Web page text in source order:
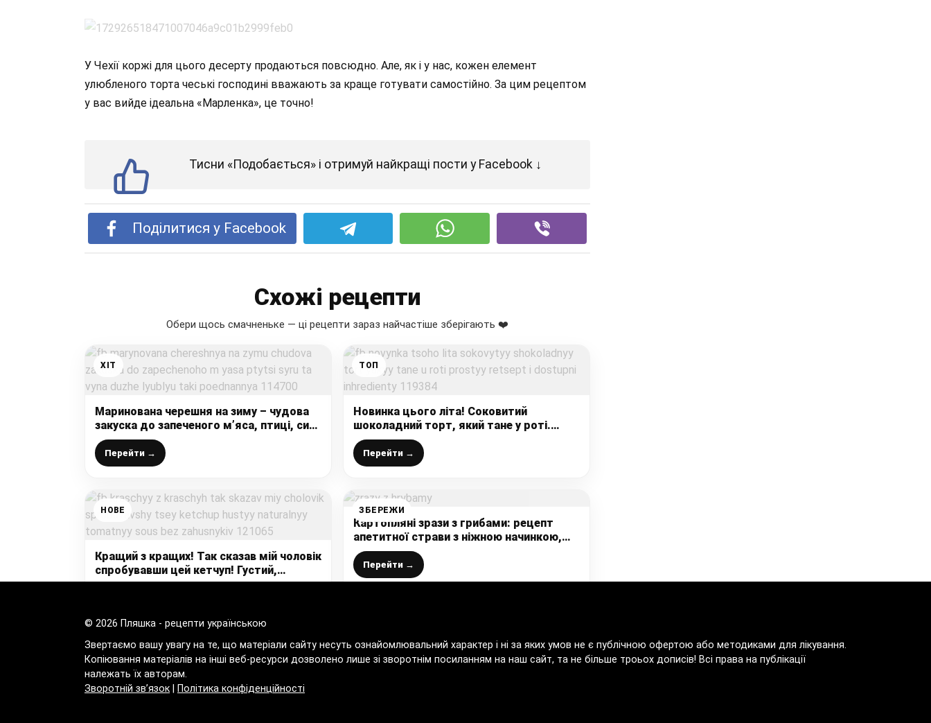
У Чехії коржі для цього десерту продаються повсюдно. Але, як і у нас, кожен елемент
улюбленого торта чеські господині вважають за краще готувати самостійно. За цим рецептом
у вас вийде ідеальна «Марленка», це точно!
Тисни «Подобається» і отримуй найкращі пости у Facebook ↓
Поділитися у Facebook
Схожі рецепти
Обери щось смачненьке — ці рецепти зараз найчастіше зберігають ❤️
ХІТ
Маринована черешня на зиму – чудова
закуска до запеченого м’яса, птиці, сиру
та вина, дуже люблю такі поєднання
Перейти →
ТОП
Новинка цього літа! Соковитий
шоколадний торт, який тане у роті.
Простий рецепт і доступні інгредієнти!
Перейти →
НОВЕ
Кращий з кращих! Так сказав мій чоловік
спробувавши цей кетчуп! Густий,
натуральний томатний соус БЕЗ
ЗБЕРЕЖИ
Картопляні зрази з грибами: рецепт
апетитної страви з ніжною начинкою,
моя сім’я їх обожнює
Перейти →
© 2026 Пляшка - рецепти українською
Звертаємо вашу увагу на те, що матеріали сайту несуть ознайомлювальний характер і ні за яких умов не є публічною офертою або методиками для лікування.
Копіювання матеріалів на інші веб-ресурси дозволено лише зі зворотнім посиланням на наш сайт, та не більше троьох дописів! Всі права на публікації
належать їх авторам.
Зворотній зв’язок
Політика конфіденційності